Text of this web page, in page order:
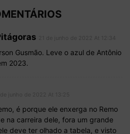
Gusmão. Leve o azul de Antônio
2023.
é porque ele enxerga no Remo
na carreira dele, fora um grande
deve ter olhado a tabela, e visto